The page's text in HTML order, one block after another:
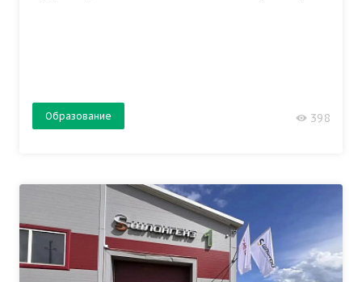
Образование 398